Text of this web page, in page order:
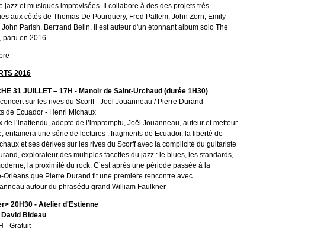
jazz et musiques improvisées. Il collabore à des des projets très
aux côtés de Thomas De Pourquery, Fred Pallem, John Zorn, Emily
John Parish, Bertrand Belin. Il est auteur d'un étonnant album solo The
paru en 2016.
2016
31 JUILLET – 17H - Manoir de Saint-Urchaud (durée 1H30)
sur les rives du Scorff - Joël Jouanneau / Pierre Durand
de Ecuador - Henri Michaux
de l’inattendu, adepte de l’impromptu, Joël Jouanneau, auteur et metteur
entamera une série de lectures : fragments de Ecuador, la liberté de
et ses dérives sur les rives du Scorff avec la complicité du guitariste
explorateur des multiples facettes du jazz : le blues, les standards,
la proximité du rock. C’est après une période passée à la
Orléans que Pierre Durand fit une première rencontre avec
autour du phrasédu grand William Faulkner
20H30 - Atelier d'Estienne
Bideau
- Gratuit